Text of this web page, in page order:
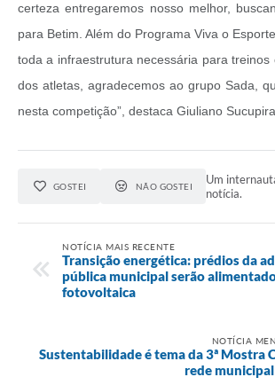
certeza entregaremos nosso melhor,
para Betim. Além do Programa Viva o
toda a infraestrutura necessária para treinos
dos atletas, agradecemos ao grupo Sada,
nesta competição”, destaca Giuliano Sucupira.
GOSTEI NÃO GOSTEI
Um
notícia.
NOTÍCIA MAIS RECENTE
Transição energética: prédios da
pública municipal serão
fotovoltaica
NOTÍCIA
Sustentabilidade é tema da 3ª Mostra
rede